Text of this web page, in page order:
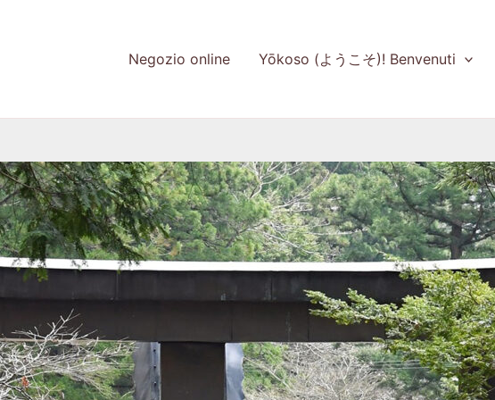
Negozio online Yōkoso (ようこそ)! Benvenuti